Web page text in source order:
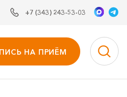
+7 (343) 243-53-03
НА ПРИЁМ